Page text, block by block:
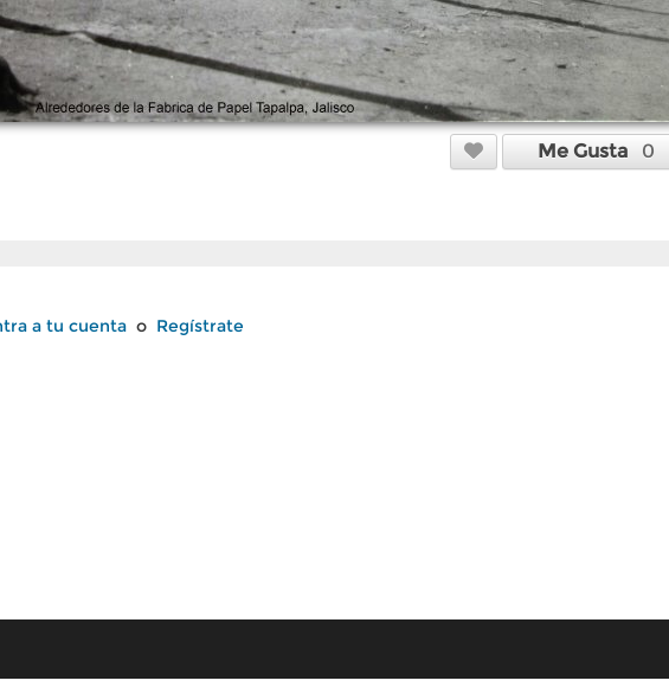
Me Gusta 0
a tu cuenta o Regístrate